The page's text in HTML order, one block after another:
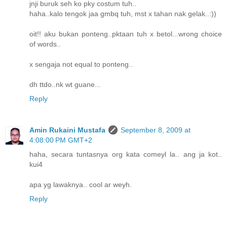
jnji buruk seh ko pky costum tuh..
haha..kalo tengok jaa gmbq tuh, mst x tahan nak gelak..:))
oit!! aku bukan ponteng..pktaan tuh x betol...wrong choice
of words..
x sengaja not equal to ponteng..
dh ttdo..nk wt guane...
Reply
Amin Rukaini Mustafa
September 8, 2009 at
4:08:00 PM GMT+2
haha, secara tuntasnya org kata comeyl la.. ang ja kot..
kui4
apa yg lawaknya.. cool ar weyh.
Reply